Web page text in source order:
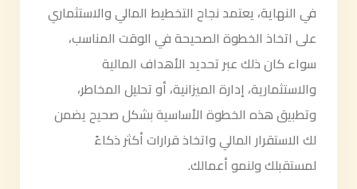
في النهاية، يعتمد نجاح التخطيط المالي والاستثماري
على اتخاذ الخطوة الصحيحة في الوقت المناسب،
سواء كان ذلك عبر تحديد الأهداف المالية
والاستثمارية، إدارة الميزانية، أو تحليل المخاطر،
وتطبيق هذه الخطوة الأساسية بشكل صحيح يضمن
لك الاستقرار المالي واتخاذ قرارات أكثر ذكاءً
لمستقبلك ولنمو أعمالك.